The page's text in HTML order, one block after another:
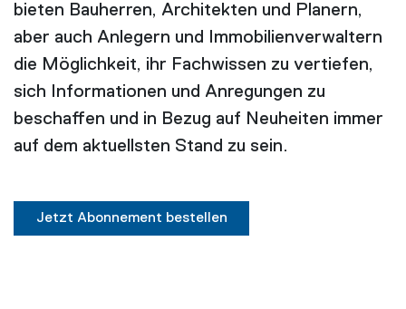
bieten Bauherren, Architekten und Planern,
aber auch Anlegern und Immobilienverwaltern
die Möglichkeit, ihr Fachwissen zu vertiefen,
sich Informationen und Anregungen zu
beschaffen und in Bezug auf Neuheiten immer
auf dem aktuellsten Stand zu sein.
Jetzt Abonnement bestellen